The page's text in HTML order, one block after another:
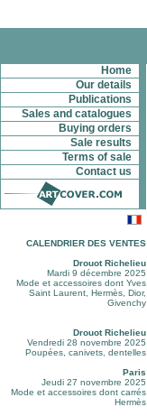
Home
Our details
Publications
Sales and catalogues
Buying orders
Sale results
Terms of sale
Contact us
CALENDRIER DES VENTES
Drouot Richelieu
Mardi 9 décembre 2025
Mode et accessoires dont Yves
Saint Laurent, Hermès, Dior,
Givenchy
Drouot Richelieu
Vendredi 28 novembre 2025
Poupées, canivets, dentelles
Paris
Jeudi 27 novembre 2025
Mode et accessoires dont carrés
Hermès